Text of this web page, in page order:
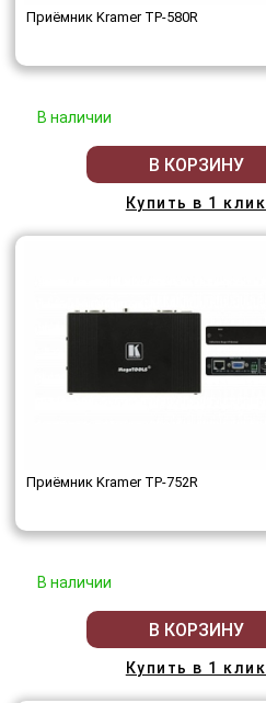
Приёмник Kramer TP-580R
В наличии
В КОРЗИНУ
Купить в 1 клик
Приёмник Kramer TP-752R
В наличии
В КОРЗИНУ
Купить в 1 клик